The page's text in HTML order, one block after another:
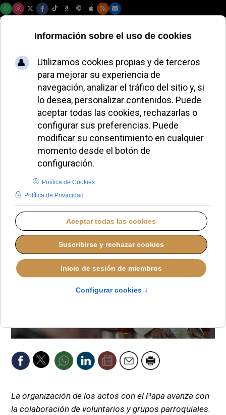
La organización de
la visita del Papa
pide calma a los
inscritos
JAVIER RUIZ ARREGUI
VISITA DEL PAPA LEÓN XIV A ESPAÑA
MARTES, 26 MAYO 2026 11:35
La organización de los actos con el Papa avanza con
la colaboración de voluntarios y grupos parroquiales.